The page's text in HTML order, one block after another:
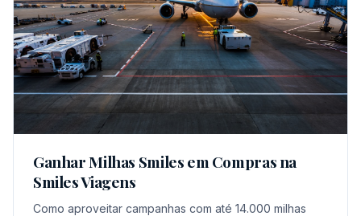
Ganhar Milhas Smiles em Compras na
Smiles Viagens
Como aproveitar campanhas com até 14.000 milhas